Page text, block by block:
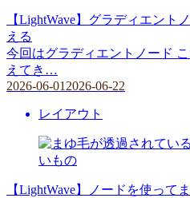
【LightWave】グラディエント
える
今回はグラディエントノード
えてき…
2026-06-01 2026-06-22
レイアウト
【LightWave】ノードを使って